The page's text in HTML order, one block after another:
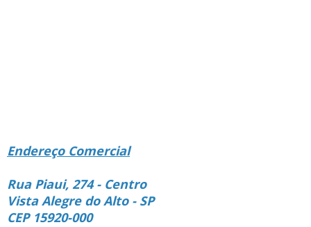
Endereço Comercial
Rua Piaui, 274 - Centro
Vista Alegre do Alto - SP
CEP 15920-000